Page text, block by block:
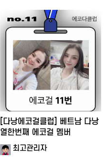
[다낭에코걸클럽] 베트남 다낭
열한번째 에코걸 멤버
최고관리자